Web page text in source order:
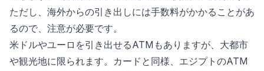
ただし、海外からの引き出しには手数料がかかることがあ
るので、注意が必要です。
米ドルやユーロを引き出せるATMもありますが、大都市
や観光地に限られます。カードと同様、エジプトのATM